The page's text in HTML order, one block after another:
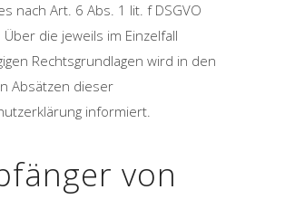
nach Art. 6 Abs. 1 lit. f DSGVO
die jeweils im Einzelfall
Rechtsgrundlagen wird in den
Absätzen dieser
informiert.
von